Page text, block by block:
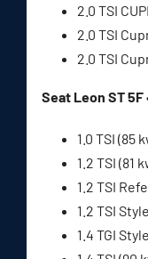
2.0 TSI
2.0 TSI
2.0 TSI
Seat Leon ST 5F
1.0 TSI (85
1.2 TSI (81
1.2 TSI
1.2 TSI
1.4 TGI